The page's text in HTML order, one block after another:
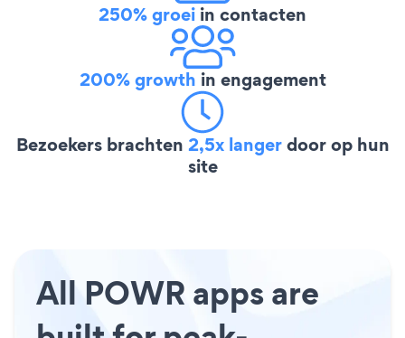
250% groei in contacten
200% growth in engagement
Bezoekers brachten 2,5x langerdoor op hun
site
All POWR apps are